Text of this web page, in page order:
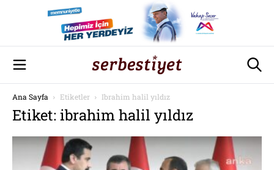
Ana Sayfa Etiketler Ibrahim halil yıldız
Etiket: ibrahim halil yıldız